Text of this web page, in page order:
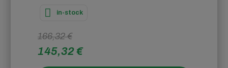
in-stock
166,32 €
145,32 €